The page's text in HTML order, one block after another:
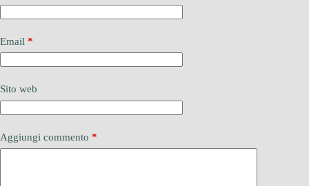
Email *
Sito web
Aggiungi commento *